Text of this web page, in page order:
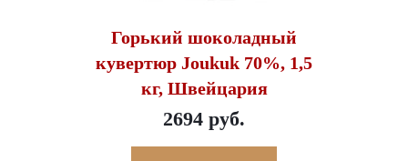
Горький шоколадный
кувертюр Joukuk 70%, 1,5
кг, Швейцария
2694 руб.